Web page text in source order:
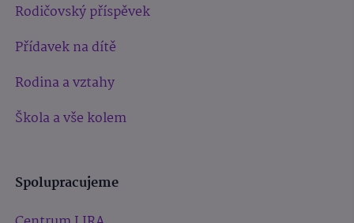
Rodičovský příspěvek
Přídavek na dítě
Rodina a vztahy
Škola a vše kolem
Spolupracujeme